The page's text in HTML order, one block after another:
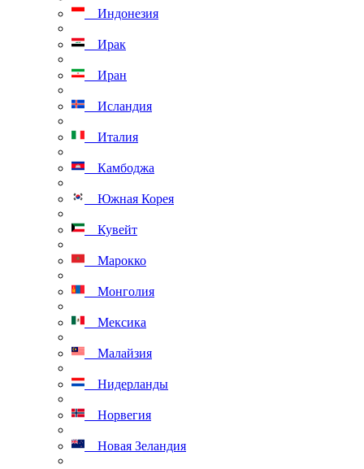
Индонезия
Ирак
Иран
Исландия
Италия
Камбоджа
Южная Корея
Кувейт
Марокко
Монголия
Мексика
Малайзия
Нидерланды
Норвегия
Новая Зеландия